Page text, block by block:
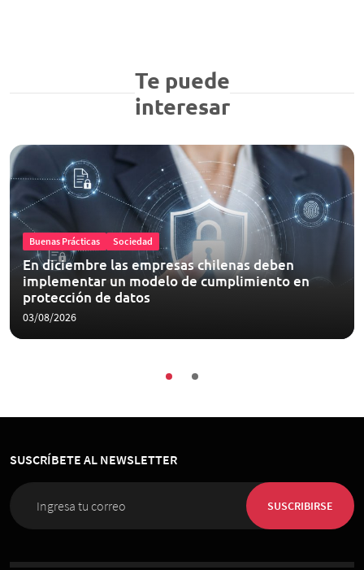
Te puede
interesar
Buenas Prácticas Sociedad
En diciembre las empresas chilenas deben
implementar un modelo de cumplimiento en
protección de datos
03/08/2026
SUSCRÍBETE AL NEWSLETTER
SUSCRIBIRSE